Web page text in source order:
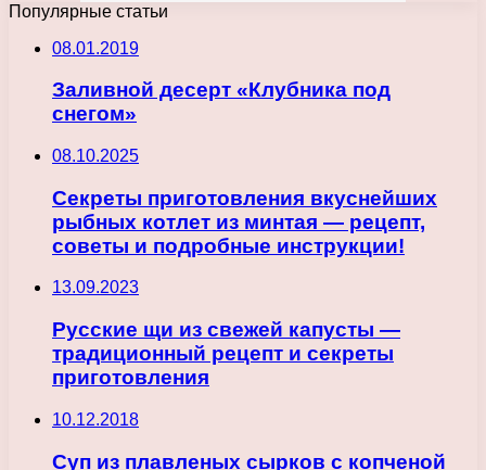
Популярные статьи
08.01.2019
Заливной десерт «Клубника под
снегом»
08.10.2025
Секреты приготовления вкуснейших
рыбных котлет из минтая — рецепт,
советы и подробные инструкции!
13.09.2023
Русские щи из свежей капусты —
традиционный рецепт и секреты
приготовления
10.12.2018
Суп из плавленых сырков с копченой